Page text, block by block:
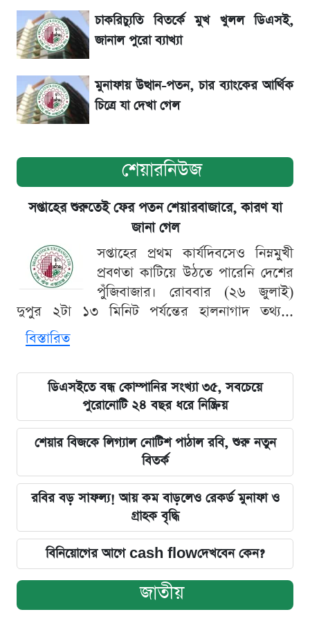
চাকরিচ্যুতি বিতর্কে মুখ খুলল ডিএসই,
জানাল পুরো ব্যাখ্যা
মুনাফায় উত্থান-পতন, চার ব্যাংকের আর্থিক
চিত্রে যা দেখা গেল
শেয়ারনিউজ
সপ্তাহের শুরুতেই ফের পতন শেয়ারবাজারে, কারণ যা
জানা গেল
সপ্তাহের প্রথম কার্যদিবসেও নিম্নমুখী
প্রবণতা কাটিয়ে উঠতে পারেনি দেশের
পুঁজিবাজার। রোববার (২৬ জুলাই)
দুপুর ২টা ১৩ মিনিট পর্যন্তের হালনাগাদ তথ্য...
বিস্তারিত
ডিএসইতে বন্ধ কোম্পানির সংখ্যা ৩৫, সবচেয়ে
পুরোনোটি ২৪ বছর ধরে নিষ্ক্রিয়
শেয়ার বিজকে লিগ্যাল নোটিশ পাঠাল রবি, শুরু নতুন
বিতর্ক
রবির বড় সাফল্য! আয় কম বাড়লেও রেকর্ড মুনাফা ও
গ্রাহক বৃদ্ধি
বিনিয়োগের আগে cash flowদেখবেন কেন?
জাতীয়